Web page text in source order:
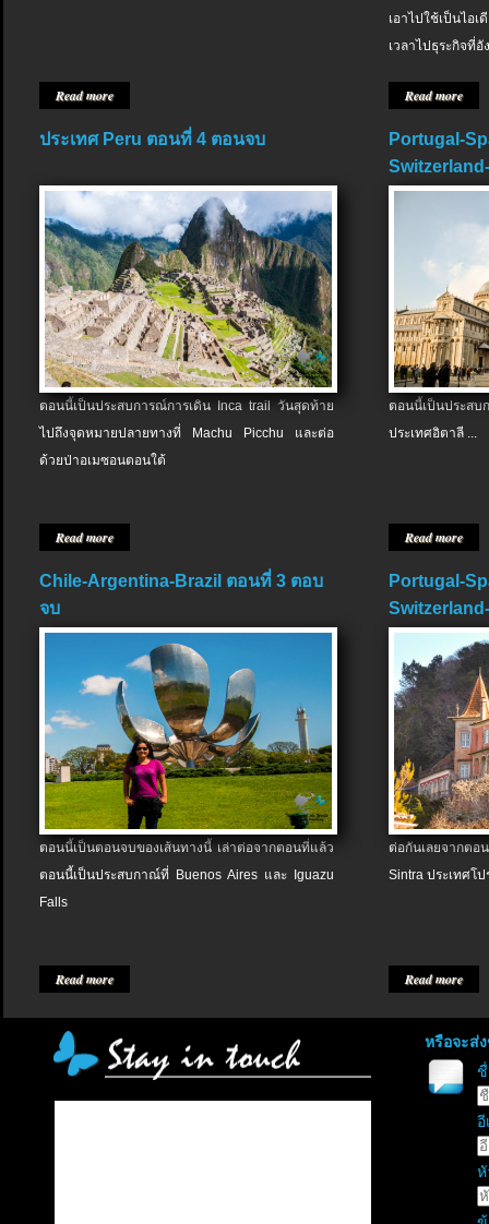
Read more
เอาไปใช้เป็นไอ
เวลาไปธุระกิจที่อั
Read more
ประเทศ Peru ตอนที่ 4 ตอนจบ
ตอนนี้เป็นประสบการณ์การเดิน Inca trail วันสุดท้าย
ไปถึงจุดหมายปลายทางที่ Machu Picchu และต่อ
ด้วยป่าอเมซอนตอนใต้
Read more
Portugal-
ตอนนี้เป็นประส
ประเทศอิตาลี ...
Read more
Chile-Argentina-Brazil ตอนที่ 3 ตอบ
จบ
ตอนนี้เป็นตอนจบของเส้นทางนี้ เล่าต่อจากตอนที่แล้ว
ตอนนี้เป็นประสบกาณ์ที่ Buenos Aires และ Iguazu
Falls
Read more
Portugal-
ต่อกันเลยจากต
Sintra ประเทศโป
Read more
หรือจะส่
อี
หั